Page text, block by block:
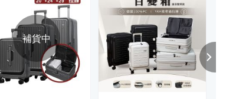
補貨中